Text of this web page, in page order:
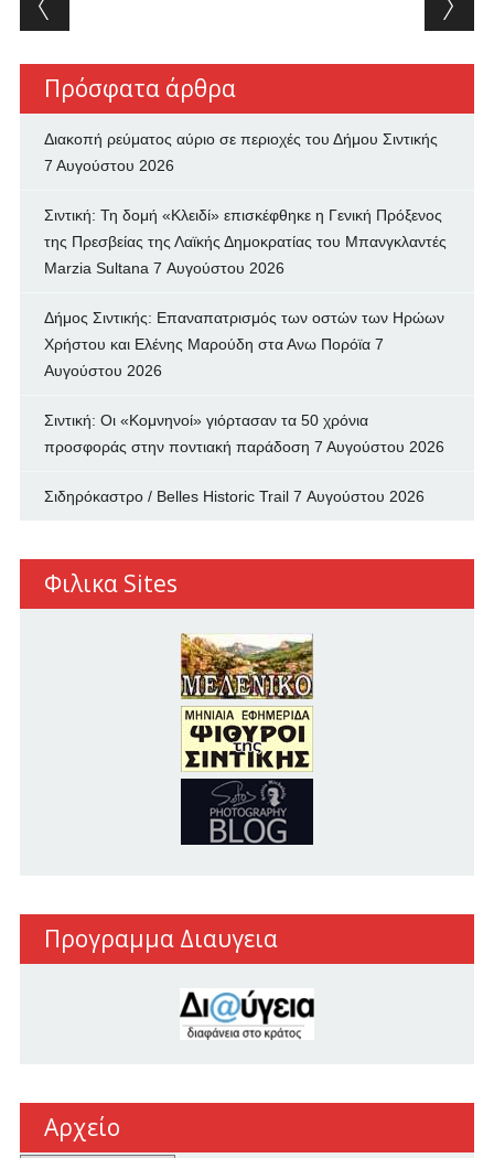
Πρόσφατα άρθρα
Διακοπή ρεύματος αύριο σε περιοχές του Δήμου Σιντικής
7 Αυγούστου 2026
Σιντική: Τη δομή «Κλειδί» επισκέφθηκε η Γενική Πρόξενος
της Πρεσβείας της Λαϊκής Δημοκρατίας του Μπανγκλαντές
Marzia Sultana 7 Αυγούστου 2026
Δήμος Σιντικής: Επαναπατρισμός των oστών των Ηρώων
Χρήστου και Ελένης Μαρούδη στα Ανω Πορόϊα 7
Αυγούστου 2026
Σιντική: Οι «Κομνηνοί» γιόρτασαν τα 50 χρόνια
προσφοράς στην ποντιακή παράδοση 7 Αυγούστου 2026
Σιδηρόκαστρο / Belles Historic Trail 7 Αυγούστου 2026
Φιλικα Sites
Προγραμμα Διαυγεια
Αρχείο